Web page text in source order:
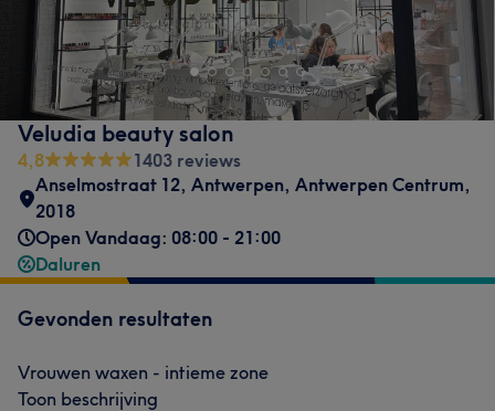
Veludia beauty salon
4,8
1403 reviews
Anselmostraat 12, Antwerpen, Antwerpen Centrum,
2018
Open Vandaag: 08:00 - 21:00
Daluren
Gevonden resultaten
Vrouwen waxen - intieme zone
Toon beschrijving